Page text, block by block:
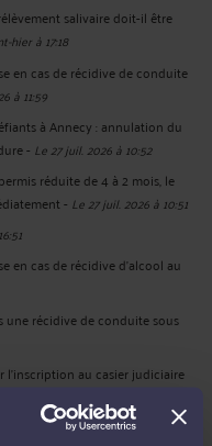
salivaire doit-il être
hier à 17:18
en cas de récidive de conduite
à 11:59
à Annecy : annulation du
- Le 27 juil. 2026 à 10:52
réduite de 4 à 2 mois, le
- Le 27 juil. 2026 à 10:51
en cas de récidive d’alcool au
une récidive de conduite sous
au casier judiciaire